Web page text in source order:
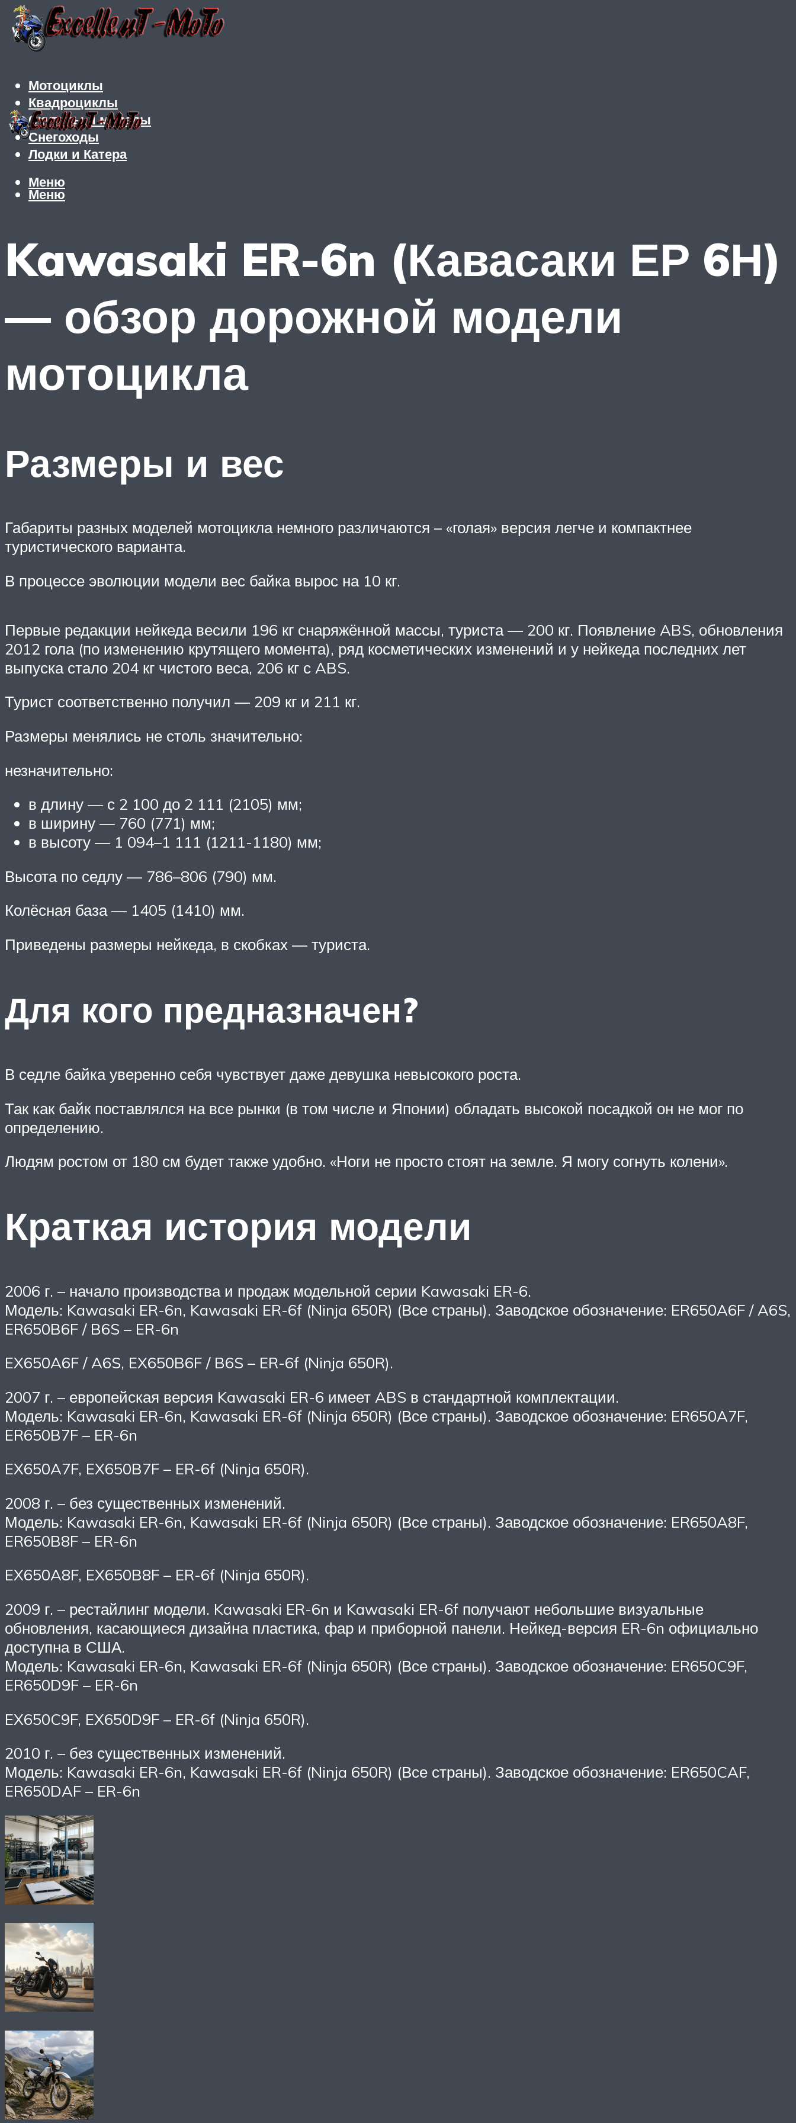
Мотоциклы
Квадроциклы
Скутеры и мопеды
Снегоходы
Лодки и Катера
Меню
Меню
Kawasaki ER-6n (Кавасаки ЕР 6Н)
— обзор дорожной модели
мотоцикла
Размеры и вес
Габариты разных моделей мотоцикла немного различаются – «голая» версия легче и компактнее
туристического варианта.
В процессе эволюции модели вес байка вырос на 10 кг.
Первые редакции нейкеда весили 196 кг снаряжённой массы, туриста — 200 кг. Появление ABS, обновления
2012 гола (по изменению крутящего момента), ряд косметических изменений и у нейкеда последних лет
выпуска стало 204 кг чистого веса, 206 кг с ABS.
Турист соответственно получил — 209 кг и 211 кг.
Размеры менялись не столь значительно:
незначительно:
в длину — с 2 100 до 2 111 (2105) мм;
в ширину — 760 (771) мм;
в высоту — 1 094–1 111 (1211-1180) мм;
Высота по седлу — 786–806 (790) мм.
Колёсная база — 1405 (1410) мм.
Приведены размеры нейкеда, в скобках — туриста.
Для кого предназначен?
В седле байка уверенно себя чувствует даже девушка невысокого роста.
Так как байк поставлялся на все рынки (в том числе и Японии) обладать высокой посадкой он не мог по
определению.
Людям ростом от 180 см будет также удобно. «Ноги не просто стоят на земле. Я могу согнуть колени».
Краткая история модели
2006 г. – начало производства и продаж модельной серии Kawasaki ER-6.
Модель: Kawasaki ER-6n, Kawasaki ER-6f (Ninja 650R) (Все страны). Заводское обозначение: ER650A6F / A6S,
ER650B6F / B6S – ER-6n
EX650A6F / A6S, EX650B6F / B6S – ER-6f (Ninja 650R).
2007 г. – европейская версия Kawasaki ER-6 имеет ABS в стандартной комплектации.
Модель: Kawasaki ER-6n, Kawasaki ER-6f (Ninja 650R) (Все страны). Заводское обозначение: ER650A7F,
ER650B7F – ER-6n
EX650A7F, EX650B7F – ER-6f (Ninja 650R).
2008 г. – без существенных изменений.
Модель: Kawasaki ER-6n, Kawasaki ER-6f (Ninja 650R) (Все страны). Заводское обозначение: ER650A8F,
ER650B8F – ER-6n
EX650A8F, EX650B8F – ER-6f (Ninja 650R).
2009 г. – рестайлинг модели. Kawasaki ER-6n и Kawasaki ER-6f получают небольшие визуальные
обновления, касающиеся дизайна пластика, фар и приборной панели. Нейкед-версия ER-6n официально
доступна в США.
Модель: Kawasaki ER-6n, Kawasaki ER-6f (Ninja 650R) (Все страны). Заводское обозначение: ER650C9F,
ER650D9F – ER-6n
EX650C9F, EX650D9F – ER-6f (Ninja 650R).
2010 г. – без существенных изменений.
Модель: Kawasaki ER-6n, Kawasaki ER-6f (Ninja 650R) (Все страны). Заводское обозначение: ER650CAF,
ER650DAF – ER-6n